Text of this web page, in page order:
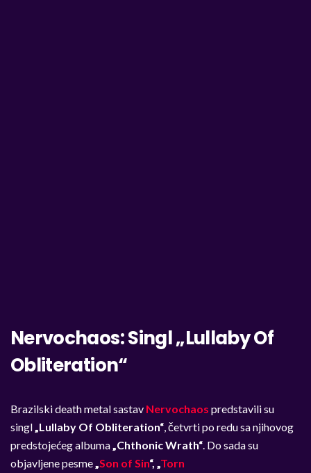
Nervochaos: Singl „Lullaby Of
Obliteration“
Brazilski death metal sastav Nervochaos predstavili su
singl „Lullaby Of Obliteration“ , četvrti po redu sa njihovog
predstojećeg albuma „Chthonic Wrath“ . Do sada su
objavljene pesme Son of Sin“, Torn